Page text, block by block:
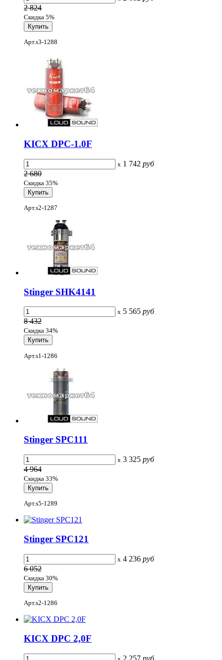
2 824
Скидка 5%
Арт.s3-1288
KICX DPC-1.0F
x 1 742 руб
2 680
Скидка 35%
Арт.s2-1287
Stinger SHK4141
x 5 565 руб
8 432
Скидка 34%
Арт.s1-1286
Stinger SPC111
x 3 325 руб
4 964
Скидка 33%
Арт.s5-1289
Stinger SPC121
x 4 236 руб
6 052
Скидка 30%
Арт.s2-1286
KICX DPC 2,0F
2 257 руб